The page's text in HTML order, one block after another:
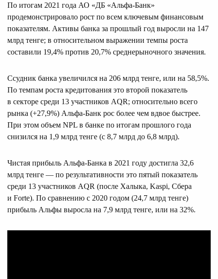
По итогам 2021 года АО «ДБ «Альфа-Банк»
продемонстрировало рост по всем ключевым финансовым
показателям. Активы банка за прошлый год выросли на 147
млрд тенге; в относительном выражении темпы роста
составили 19,4% против 20,7% среднерыночного значения.
Ссудник банка увеличился на 206 млрд тенге, или на 58,5%.
По темпам роста кредитования это второй показатель
в секторе среди 13 участников AQR; относительно всего
рынка (+27,9%) Альфа-Банк рос более чем вдвое быстрее.
При этом объем NPL в банке по итогам прошлого года
снизился на 1,9 млрд тенге (с 8,7 млрд до 6,8 млрд).
Чистая прибыль Альфа-Банка в 2021 году достигла 32,6
млрд тенге — по результативности это пятый показатель
среди 13 участников AQR (после Халыка, Kaspi, Сбера
и Forte). По сравнению с 2020 годом (24,7 млрд тенге)
прибыль Альфы выросла на 7,9 млрд тенге, или на 32%.